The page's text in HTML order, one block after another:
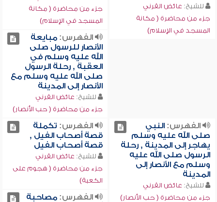
للشيخ: عائض القرني
جزء من محاضرة ( مكانة
المسجد في الإسلام)
جزء من محاضرة ( مكانة
المسجد في الإسلام)
الفهرس:مبايعة
الأنصار للرسول صلى
الله عليه وسلم في
العقبة , رحلة الرسول
صلى الله عليه وسلم مع
الأنصار إلى المدينة
للشيخ: عائض القرني
جزء من محاضرة ( حب الأنصار)
الفهرس:النبي
صلى الله عليه وسلم
يهاجر إلى المدينة , رحلة
الرسول صلى الله عليه
وسلم مع الأنصار إلى
المدينة
للشيخ: عائض القرني
جزء من محاضرة ( حب الأنصار)
الفهرس: تكملة
قصة أصحاب الفيل ,
قصة أصحاب الفيل
للشيخ: عائض القرني
جزء من محاضرة ( هجوم على
الكعبة)
الفهرس:مصاحبة